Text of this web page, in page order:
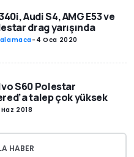
Audi S4, AMG E53 ve
drag yarışında
- 4 Oca 2020
S60 Polestar
talep çok yüksek
2018
HABER